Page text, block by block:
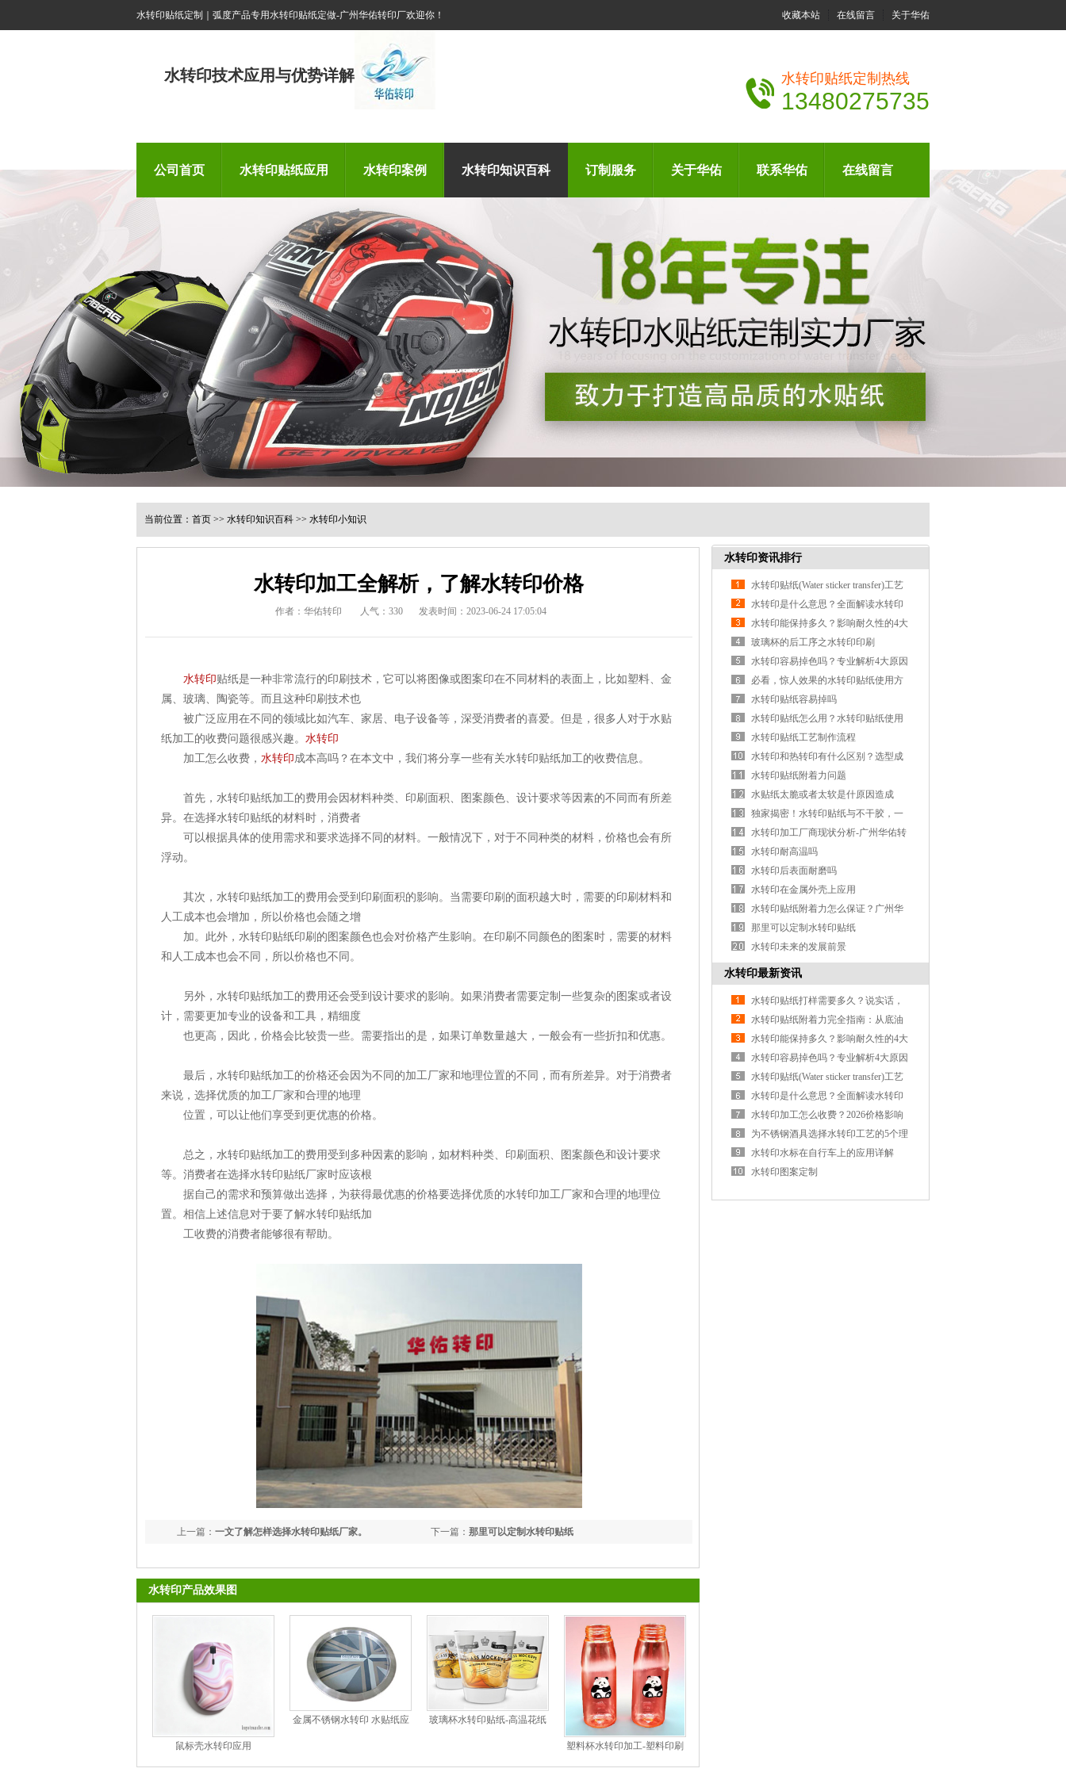
水转印贴纸定制｜弧度产品专用水转印贴纸定做-广州华佑转印厂欢迎你！ 收藏本站 在线留言 关于华佑
水转印技术应用与优势详解 水转印贴纸定制热线
13480275735
公司首页 水转印贴纸应用 水转印案例 水转印知识百科 订制服务 关于华佑 联系华佑 在线留言
当前位置： 首页 >> 水转印知识百科 >> 水转印小知识
水转印加工全解析，了解水转印价格
作者：华佑转印 人气：330 发表时间：2023-06-24 17:05:04
水转印贴纸是一种非常流行的印刷技术，它可以将图像或图案印在不同材料的表面上，比如塑料、金
属、玻璃、陶瓷等。而且这种印刷技术也
被广泛应用在不同的领域比如汽车、家居、电子设备等，深受消费者的喜爱。但是，很多人对于水贴
纸加工的收费问题很感兴趣。 水转印
加工怎么收费， 水转印成本高吗？在本文中，我们将分享一些有关水转印贴纸加工的收费信息。
首先，水转印贴纸加工的费用会因材料种类、印刷面积、图案颜色、设计要求等因素的不同而有所差
异。在选择水转印贴纸的材料时，消费者
可以根据具体的使用需求和要求选择不同的材料。一般情况下，对于不同种类的材料，价格也会有所
浮动。
其次，水转印贴纸加工的费用会受到印刷面积的影响。当需要印刷的面积越大时，需要的印刷材料和
人工成本也会增加，所以价格也会随之增
加。此外，水转印贴纸印刷的图案颜色也会对价格产生影响。在印刷不同颜色的图案时，需要的材料
和人工成本也会不同，所以价格也不同。
另外，水转印贴纸加工的费用还会受到设计要求的影响。如果消费者需要定制一些复杂的图案或者设
计，需要更加专业的设备和工具，精细度
也更高，因此，价格会比较贵一些。需要指出的是，如果订单数量越大，一般会有一些折扣和优惠。
最后，水转印贴纸加工的价格还会因为不同的加工厂家和地理位置的不同，而有所差异。对于消费者
来说，选择优质的加工厂家和合理的地理
位置，可以让他们享受到更优惠的价格。
总之，水转印贴纸加工的费用受到多种因素的影响，如材料种类、印刷面积、图案颜色和设计要求
等。消费者在选择水转印贴纸厂家时应该根
据自己的需求和预算做出选择，为获得最优惠的价格要选择优质的水转印加工厂家和合理的地理位
置。相信上述信息对于要了解水转印贴纸加
工收费的消费者能够很有帮助。
下一篇： 那里可以定制水转印贴纸
上一篇： 一文了解怎样选择水转印贴纸厂家。
水转印产品效果图
鼠标壳水转印应用
金属不锈钢水转印 水贴纸应
玻璃杯水转印贴纸-高温花纸
塑料杯水转印加工-塑料印刷
水转印资讯排行
水转印贴纸(Water sticker transfer)工艺
流程详解：从制版到成品，一篇讲透
水转印是什么意思？全面解读水转印
技术原理、分类与应用
水转印能保持多久？影响耐久性的4大
因素
玻璃杯的后工序之水转印印刷
水转印容易掉色吗？专业解析4大原因
与使用寿命
必看，惊人效果的水转印贴纸使用方
法
水转印贴纸容易掉吗
水转印贴纸怎么用？水转印贴纸使用
祥细说明
水转印贴纸工艺制作流程
水转印和热转印有什么区别？选型成
本效率对比
水转印贴纸附着力问题
水贴纸太脆或者太软是什原因造成
的？
独家揭密！水转印贴纸与不干胶，一
文看懂区别！
水转印加工厂商现状分析-广州华佑转
印厂家分享
水转印耐高温吗
水转印后表面耐磨吗
水转印在金属外壳上应用
水转印贴纸附着力怎么保证？广州华
佑转印专业靠谱
那里可以定制水转印贴纸
水转印未来的发展前景
水转印最新资讯
水转印贴纸打样需要多久？说实话，
这事儿没你想的那么慢
水转印贴纸附着力完全指南：从底油
到烘烤的7 个关键控制点
水转印能保持多久？影响耐久性的4大
因素
水转印容易掉色吗？专业解析4大原因
与使用寿命
水转印贴纸(Water sticker transfer)工艺
流程详解：从制版到成品，一篇讲透
水转印是什么意思？全面解读水转印
技术原理、分类与应用
水转印加工怎么收费？2026价格影响
因素与参考报价
为不锈钢酒具选择水转印工艺的5个理
由
水转印水标在自行车上的应用详解
（专业厂家完整指南）
水转印图案定制